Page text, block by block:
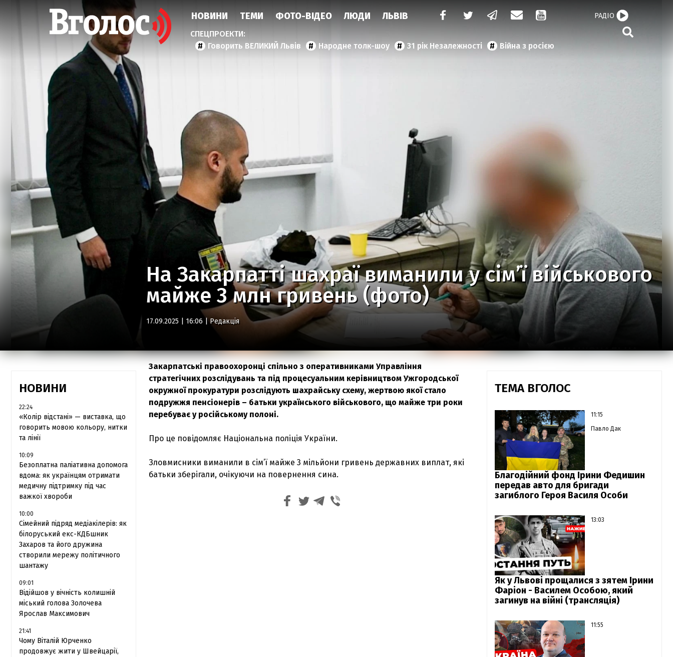
НОВИНИ ТЕМИ ФОТО-ВІДЕО ЛЮДИ ЛЬВІВ
Говорить ВЕЛИКИЙ Львів Народне толк-шоу 31 рік Незалежності Війна з росією
РАДІО
На Закарпатті шахраї виманили у сім’ї військового
майже 3 млн гривень (фото)
17.09.2025 | 16:06 |Редакція
НОВИНИ
22:24
«Колір відстані» — виставка, що
говорить мовою кольору, нитки
та лінії
10:09
Безоплатна паліативна допомога
вдома: як українцям отримати
медичну підтримку під час
важкої хвороби
10:00
Сімейний підряд медіакілерів: як
білоруський екс-КДБшник
Захаров та його дружина
створили мережу політичного
шантажу
09:01
Відійшов у вічність колишній
міський голова Золочева
Ярослав Максимович
21:41
Чому Віталій Юрченко
продовжує жити у Швейцарії,
Закарпатські правоохоронці спільно з оперативниками Управління
стратегічних розслідувань та під процесуальним керівництвом Ужгородської
окружної прокуратури розслідують шахрайську схему, жертвою якої стало
подружжя пенсіонерів – батьки українського військового, що майже три роки
перебуває у російському полоні.
Про це повідомляє Національна поліція України.
Зловмисники виманили в сім’ї майже 3 мільйони гривень державних виплат, які
батьки зберігали, очікуючи на повернення сина.
ТЕМА ВГОЛОС
11:15
Павло Дак
Благодійний фонд Ірини Федишин
передав авто для бригади
загиблого Героя Василя Особи
13:03
Як у Львові прощалися з зятем Ірини
Фаріон - Василем Особою, який
загинув на війні (трансляція)
11:55